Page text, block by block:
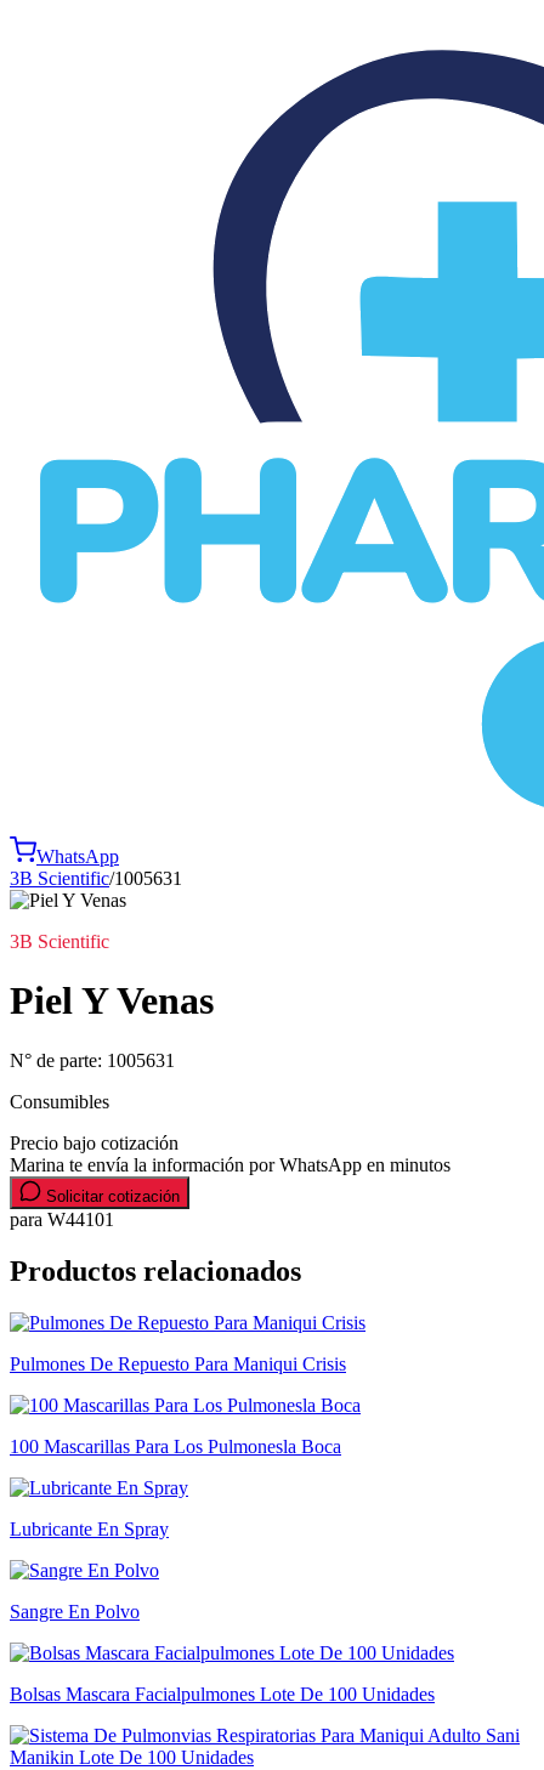
WhatsApp
3B Scientific/1005631
3B Scientific
Piel Y Venas
N° de parte: 1005631
Consumibles
Precio bajo cotización
Marina te envía la información por WhatsApp en minutos
Solicitar cotización
para W44101
Productos relacionados
Pulmones De Repuesto Para Maniqui Crisis
100 Mascarillas Para Los Pulmonesla Boca
Lubricante En Spray
Sangre En Polvo
Bolsas Mascara Facialpulmones Lote De 100 Unidades